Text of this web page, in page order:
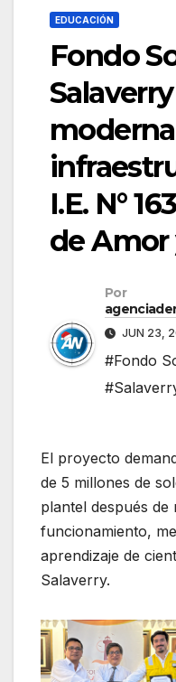
EDUCACIÓN
Fondo
moderna
I.E. N°
de Amor
Por
JUN 23,
#Fondo
El proyecto
de 5 millones de
plantel después de
funcionamiento,
aprendizaje de
Salaverry.